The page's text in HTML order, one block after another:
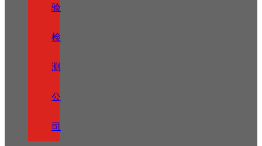
验
检
测
公
司